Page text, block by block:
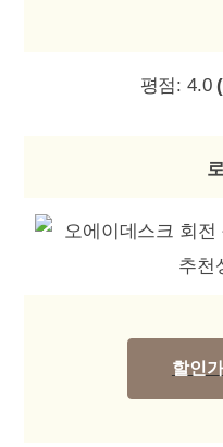
평점: 4.0
할인